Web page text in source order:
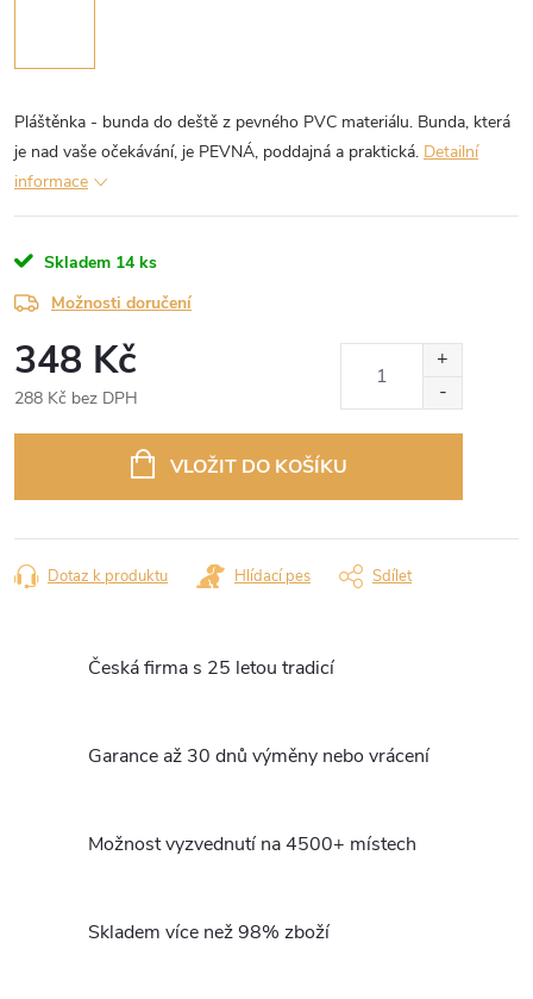
Pláštěnka - bunda do deště z pevného PVC materiálu. Bunda, která
je nad vaše očekávání, je PEVNÁ, poddajná a praktická. Detailní
informace
Skladem 14 ks
Možnosti doručení
348 Kč
288 Kč bez DPH
VLOŽIT DO KOŠÍKU
Dotaz k produktu Hlídací pes Sdílet
Česká firma s 25 letou tradicí
Garance až 30 dnů výměny nebo vrácení
Možnost vyzvednutí na 4500+ místech
Skladem více než 98% zboží